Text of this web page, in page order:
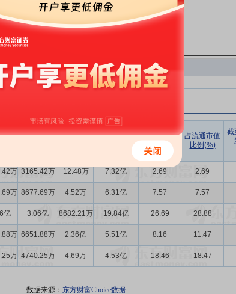
量
实际解禁数
未解禁数 实际解禁市值 占总市值比
例(%)
占流通市值
比例(%)
截
万 3165.42万 12.48万 7.32亿 2.69 2.69
万 8677.69万 4.52万 6.31亿 7.57 7.57
亿 3.06亿 8682.21万 19.84亿 26.69 28.88
万 6651.88万 2.36亿 5.51亿 8.16 11.47
万 4740.25万 4.69万 4.53亿 18.46 18.47
数据来源： 东方财富Choice数据